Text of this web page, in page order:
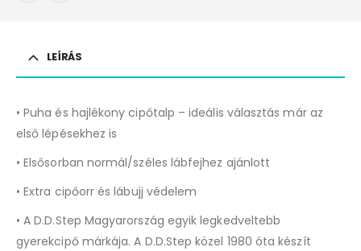
LEÍRÁS
• Puha és hajlékony cipőtalp – ideális választás már az
első lépésekhez is
• Elsősorban normál/széles lábfejhez ajánlott
• Extra cipőorr és lábujj védelem
• A D.D.Step Magyarország egyik legkedveltebb
gyerekcipő márkája. A D.D.Step közel 1980 óta készít